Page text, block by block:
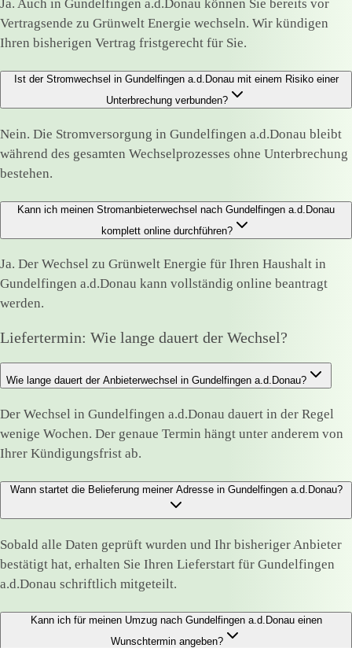
Ja. Auch in Gundelfingen a.d.Donau können Sie bereits vor
Vertragsende zu Grünwelt Energie wechseln. Wir kündigen
Ihren bisherigen Vertrag fristgerecht für Sie.
Ist der Stromwechsel in Gundelfingen a.d.Donau mit einem Risiko einer
Unterbrechung verbunden?
Nein. Die Stromversorgung in Gundelfingen a.d.Donau bleibt
während des gesamten Wechselprozesses ohne Unterbrechung
bestehen.
Kann ich meinen Stromanbieterwechsel nach Gundelfingen a.d.Donau
komplett online durchführen?
Ja. Der Wechsel zu Grünwelt Energie für Ihren Haushalt in
Gundelfingen a.d.Donau kann vollständig online beantragt
werden.
Liefertermin: Wie lange dauert der Wechsel?
Wie lange dauert der Anbieterwechsel in Gundelfingen a.d.Donau?
Der Wechsel in Gundelfingen a.d.Donau dauert in der Regel
wenige Wochen. Der genaue Termin hängt unter anderem von
Ihrer Kündigungsfrist ab.
Wann startet die Belieferung meiner Adresse in Gundelfingen a.d.Donau?
Sobald alle Daten geprüft wurden und Ihr bisheriger Anbieter
bestätigt hat, erhalten Sie Ihren Lieferstart für Gundelfingen
a.d.Donau schriftlich mitgeteilt.
Kann ich für meinen Umzug nach Gundelfingen a.d.Donau einen
Wunschtermin angeben?